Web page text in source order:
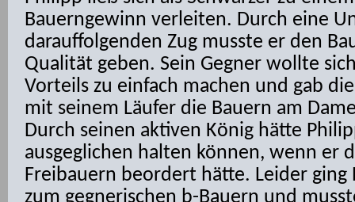
Bauerngewinn verleiten. Durch eine
darauffolgenden Zug musste er den
Qualität geben. Sein Gegner wollte
Vorteils zu einfach machen und gab
mit seinem Läufer die Bauern am
Durch seinen aktiven König hätte
ausgeglichen halten können, wenn er
Freibauern beordert hätte. Leider
zum gegnerischen b-Bauern und